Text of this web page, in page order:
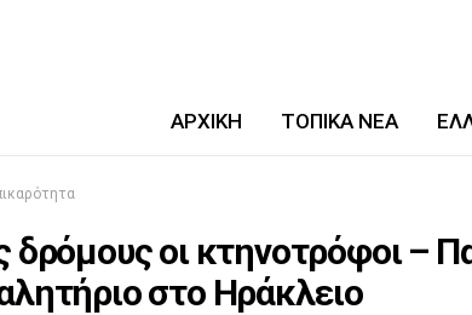
ΑΡΧΙΚΉ ΤΟΠΙΚΆ ΝΈΑ
δρόμους οι κτηνοτρόφοι –
στο Ηράκλειο